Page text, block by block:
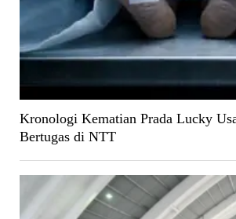
Kronologi Kematian Prada Lucky
Bertugas di NTT